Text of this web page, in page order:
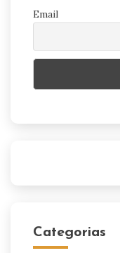
Email
Categorias